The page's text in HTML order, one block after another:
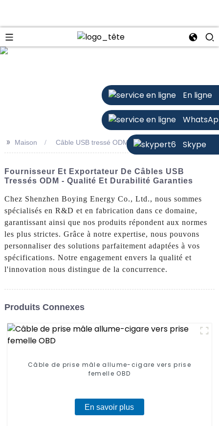
En ligne
Skype
>> Maison Câble USB tressé ODM
Fournisseur Et Exportateur De Câbles USB
Tressés ODM - Qualité Et Durabilité Garanties
Chez Shenzhen Boying Energy Co., Ltd., nous sommes
spécialisés en R&D et en fabrication dans ce domaine,
garantissant ainsi que nos produits répondent aux normes
les plus strictes. Grâce à notre expertise, nous pouvons
personnaliser des solutions parfaitement adaptées à vos
spécifications. Notre engagement envers la qualité et
l'innovation nous distingue de la concurrence.
Produits Connexes
Câble de prise mâle allume-cigare vers prise
femelle OBD
En savoir plus